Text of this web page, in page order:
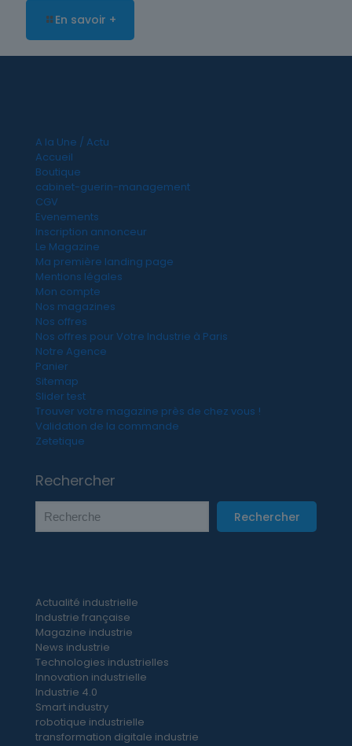
En savoir +
A la Une / Actu
Accueil
Boutique
cabinet-guerin-management
CGV
Evenements
Inscription annonceur
Le Magazine
Ma première landing page
Mentions légales
Mon compte
Nos magazines
Nos offres
Nos offres pour Votre Industrie à Paris
Notre Agence
Panier
Sitemap
Slider test
Trouver votre magazine près de chez vous !
Validation de la commande
Zetetique
Rechercher
Rechercher
Actualité industrielle
Industrie française
Magazine industrie
News industrie
Technologies industrielles
Innovation industrielle
Industrie 4.0
Smart industry
robotique industrielle
transformation digitale industrie